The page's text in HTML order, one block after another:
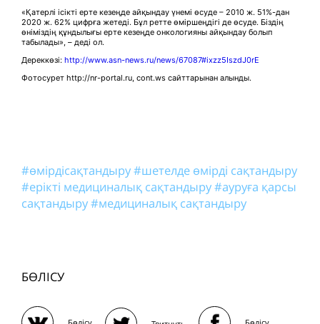
«Қатерлі ісікті ерте кезеңде айқындау үнемі өсуде – 2010 ж. 51%-дан
2020 ж. 62% цифрға жетеді. Бұл ретте өміршеңдігі де өсуде. Біздің
өніміздің құндылығы ерте кезеңде онкологияны айқындау болып
табылады», – деді ол.
Дереккөзі: http://www.asn-news.ru/news/67087#ixzz5IszdJ0rE
Фотосурет http://nr-portal.ru, cont.ws сайттарынан алынды.
#өмірдісақтандыру#шетелде өмірді сақтандыру
#ерікті медициналық сақтандыру#ауруға қарсы
сақтандыру#медициналық сақтандыру
БӨЛІСУ